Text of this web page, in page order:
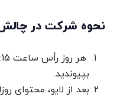
نحوه شرکت در
بپیوندید.
بعد از لایو، محتوای